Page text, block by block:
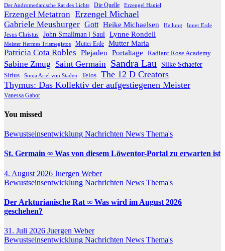
Der Andromedanische Rat des Lichts Die Quelle Erzengel Haniel
Erzengel Metatron Erzengel Michael
Gabriele Meusburger Gott Heike Michaelsen Heilung Inner Erde
Jesus Christus John Smallman | Saul Lynne Rondell
Meister Hermes Trismegistos Mutter Erde Mutter Maria
Patricia Cota Robles Plejaden Portaltage Radiant Rose Academy
Sabine Zmug Saint Germain Sandra Lau Silke Schaefer
Sirius Sonja Ariel von Staden Telos The 12 D Creators
Thymus: Das Kollektiv der aufgestiegenen Meister
Vanessa Gabor
You missed
Bewustseinsentwicklung Nachrichten News Thema's
St. Germain ∞ Was von diesem Löwentor-Portal zu erwarten ist
4. August 2026 Juergen Weber
Bewustseinsentwicklung Nachrichten News Thema's
Der Arkturianische Rat ∞ Was wird im August 2026
geschehen?
31. Juli 2026 Juergen Weber
Bewustseinsentwicklung Nachrichten News Thema's